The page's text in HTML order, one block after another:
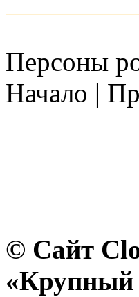
Персоны
Начало |
© Сайт
«Крупный